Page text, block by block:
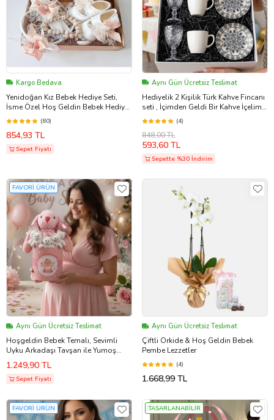
Kargo Bedava
Yenidoğan Kız Bebek Hediye Seti,
İsme Özel Hoş Geldin Bebek Hediye
Seti
(80)
854,93 TL
Sepet Fiyatı
Aynı Gün Ücretsiz Teslimat
Hediyelik 2 Kişilik Türk Kahve Fincanı
seti , İçimden Geldi Bir Kahve İçelim
Seti AYN34(4)
848,00 TL
593,60 TL
Sepette %30 İndirim
FAVORİ ÜRÜN
Aynı Gün Ücretsiz Teslimat
Hoşgeldin Bebek Temalı, Sevimli
Uyku Arkadaşı Tavşan ile Yumoş
Peluş Ayıcık Buketi- Yenidoğan
Babyshower ÖZEL (Pembe)
1.249,90 TL
Sepet Fiyatı
Aynı Gün Ücretsiz Teslimat
Çiftli Orkide & Hoş Geldin Bebek
Pembe Lezzetler
(4)
1.668,99 TL
FAVORİ ÜRÜN TASARLANABİLİR